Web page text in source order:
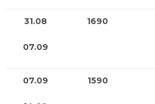
31.08
07.09
1690
07.09 1590